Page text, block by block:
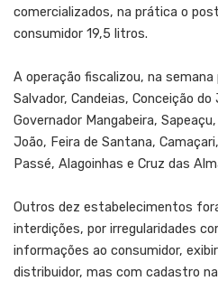
comercializados, na prática o
consumidor 19,5 litros.
A operação fiscalizou, na
Salvador, Candeias, Conceição
Governador Mangabeira,
João, Feira de Santana,
Passé, Alagoinhas e Cruz das
Outros dez estabelecimentos
interdições, por irregularidades
informações ao consumidor,
distribuidor, mas com cadastro